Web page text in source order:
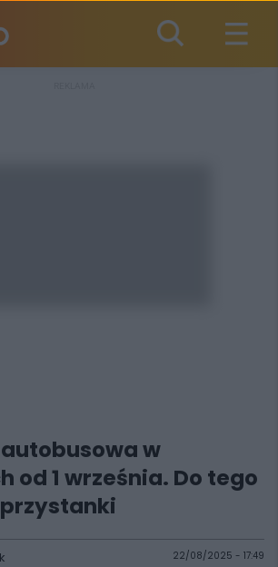
w
od 1 września. Do tego
22/08/2025 - 17:49